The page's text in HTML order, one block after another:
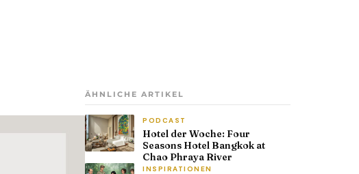
ÄHNLICHE ARTIKEL
PODCAST
Hotel der Woche: Four
Seasons Hotel Bangkok at
Chao Phraya River
INSPIRATIONEN